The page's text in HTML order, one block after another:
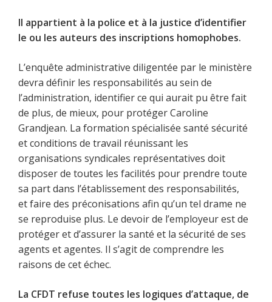
Il appartient à la police et à la justice d’identifier
le ou les auteurs des inscriptions homophobes.
L’enquête administrative diligentée par le ministère
devra définir les responsabilités au sein de
l’administration, identifier ce qui aurait pu être fait
de plus, de mieux, pour protéger Caroline
Grandjean. La formation spécialisée santé sécurité
et conditions de travail réunissant les
organisations syndicales représentatives doit
disposer de toutes les facilités pour prendre toute
sa part dans l’établissement des responsabilités,
et faire des préconisations afin qu’un tel drame ne
se reproduise plus. Le devoir de l’employeur est de
protéger et d’assurer la santé et la sécurité de ses
agents et agentes. Il s’agit de comprendre les
raisons de cet échec.
La CFDT refuse toutes les logiques d’attaque, de